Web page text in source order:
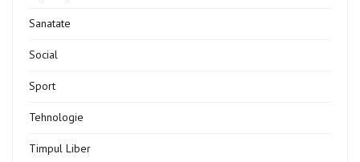
Sanatate
Social
Sport
Tehnologie
Timpul Liber